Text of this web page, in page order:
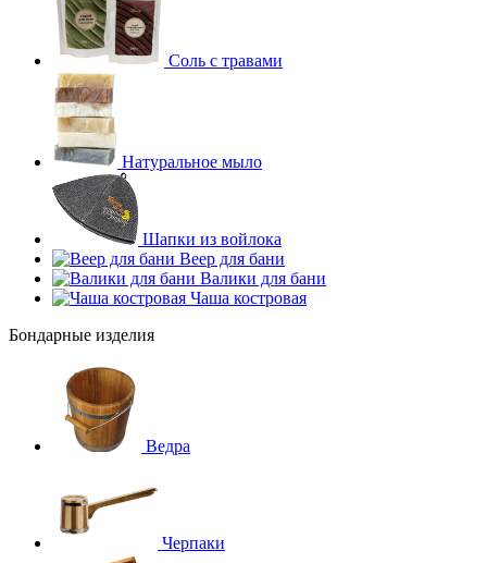
Соль с травами
Натуральное мыло
Шапки из войлока
Веер для бани
Валики для бани
Чаша костровая
Бондарные изделия
Ведра
Черпаки